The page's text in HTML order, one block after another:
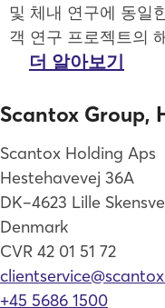
및 체내 연구에 동일
객 연구 프로젝트의
더 알아보기
Scantox Group,
Scantox Holding Aps
Hestehavevej 36A
DK–4623 Lille
Denmark
CVR 42 01 51 72
+45 5686 1500